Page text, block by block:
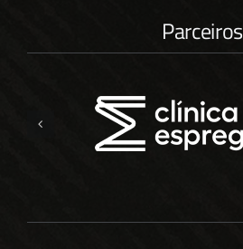
Parceiros